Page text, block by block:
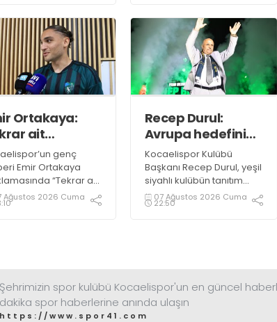
formasını
sevilen sanatçı Buray,
verdiği konserle meydanı
inletti.
Ortakaya:
ait
genç
Emir Ortakaya
“Tekrar ait
yerdeyim” diye
Ağustos 2026 Cuma
Recep Durul:
Avrupa hedefini
sonuna kadar
kovalayacağız!
Kocaelispor Kulübü
Başkanı Recep Durul, yeşil
siyahlı kulübün tanıtım
gecesinde yeni tarihler
yazacaklarını ifade etti.
07 Ağustos 2026 Cuma
22:50
Şehrimizin spor kulübü Kocaelispor'un en güncel
dakika spor haberlerine anında ulaşın
https://www.spor41.com